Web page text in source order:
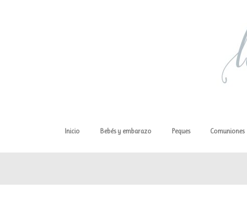
Inicio Bebés y embarazo Peques Comuniones